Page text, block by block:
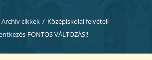
Archív cikkek / Középiskolai felvételi
FONTOS VÁLTOZÁS!!